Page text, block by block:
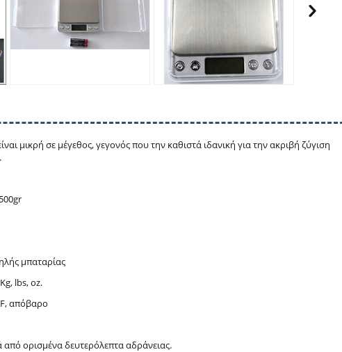
μικρή σε μέγεθος, γεγονός που την καθιστά ιδανική για την ακριβή ζύγιση
μπαταρίας
lbs, oz.
απόβαρο
ορισμένα δευτερόλεπτα αδράνειας.